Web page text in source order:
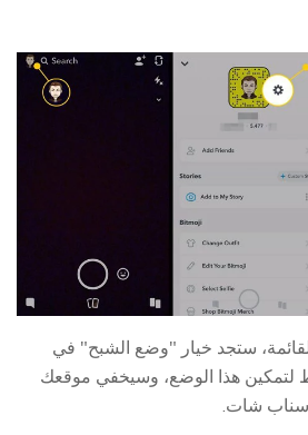
ستجد خيار "وضع الشبح" في
لتمكين هذا الوضع، وسيخفي موقعك
شات.